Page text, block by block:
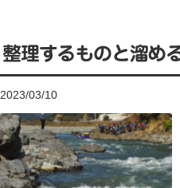
整理するものと溜め
2023/03/10